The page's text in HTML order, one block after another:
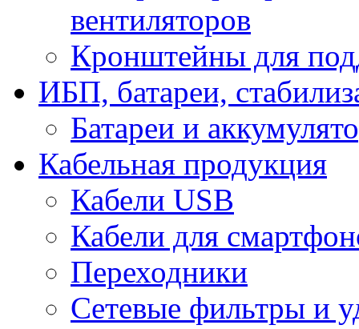
вентиляторов
Кронштейны для
ИБП, батареи,
Батареи и
Кабельная продукция
Кабели USB
Кабели для
Переходники
Сетевые фильтры и